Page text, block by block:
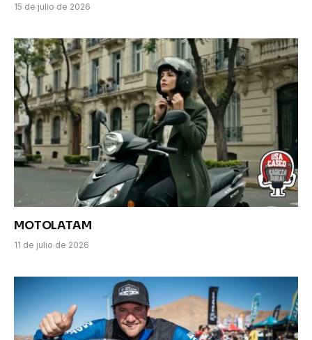
15 de julio de 2026
MOTOLATAM
11 de julio de 2026